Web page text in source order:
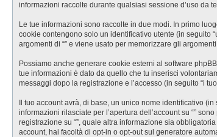
informazioni raccolte durante qualsiasi sessione d’uso da
Le tue informazioni sono raccolte in due modi. In primo
cookie contengono solo un identificativo utente (in seguito
argomenti di “” e viene usato per memorizzare gli
Possiamo anche generare cookie esterni al software
tue informazioni è dato da quello che tu inserisci
messaggi dopo la registrazione e l’accesso (in seguito “i
Il tuo account avrà, di base, un unico nome identificativo
informazioni rilasciate per l’apertura dell’account su “”
registrazione su “”, quale altra informazione sia
account, hai facoltà di opt-in o opt-out sul generatore